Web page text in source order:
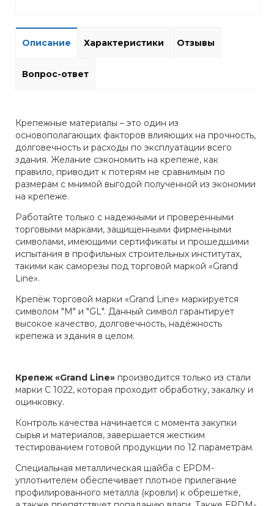
Описание Характеристики Отзывы
Вопрос-ответ
Крепежные материалы – это один из
основополагающих факторов влияющих на прочность,
долговечность и расходы по эксплуатации всего
здания. Желание сэкономить на крепеже, как
правило, приводит к потерям не сравнимым по
размерам с мнимой выгодой полученной из экономии
на крепеже.
Работайте только с надежными и проверенными
торговыми марками, защищенными фирменными
символами, имеющими сертификаты и прошедшими
испытания в профильных строительных институтах,
такими как саморезы под торговой маркой «Grand
Line».
Крепёж торговой марки «Grand Line» маркируется
символом "М" и "GL". Данный символ гарантирует
высокое качество, долговечность, надёжность
крепежа и здания в целом.
Крепеж «Grand Line» производится только из стали
марки С 1022, которая проходит обработку, закалку и
оцинковку.
Контроль качества начинается с момента закупки
сырья и материалов, завершается жестким
тестированием готовой продукции по 12 параметрам.
Специальная металлическая шайба с ЕРDМ-
уплотнителем обеспечивает плотное прилегание
профилированного металла (кровли) к обрешетке,